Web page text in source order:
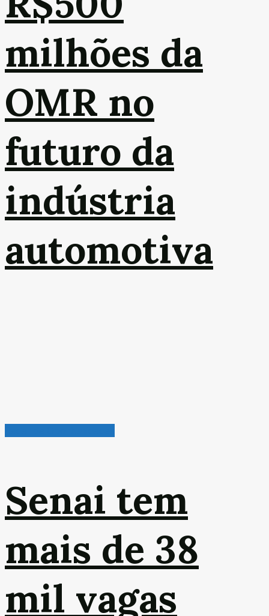
milhões da
OMR no
futuro da
indústria
automotiva
Senai tem
mais de 38
mil vagas